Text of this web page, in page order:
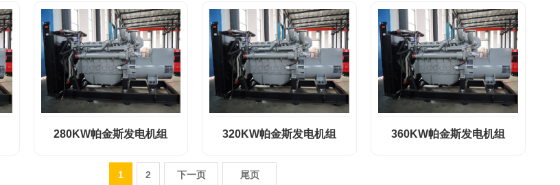
280KW帕金斯发电机组 320KW帕金斯发电机组 360KW帕金斯发电机组
1 2 下一页 尾页